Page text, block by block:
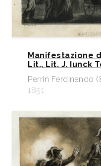
Manifestazione
Lit., Lit. J. Iunck
Perrin Ferdinando
1851